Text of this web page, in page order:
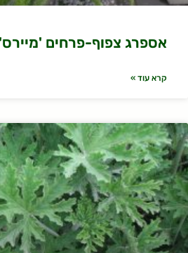
אספרג צפוף-פרחים 'מיירס'
קרא עוד »